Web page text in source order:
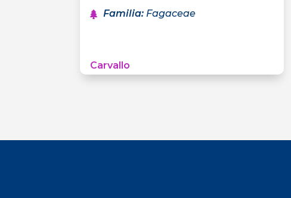
Familia: Fagaceae
Carvallo